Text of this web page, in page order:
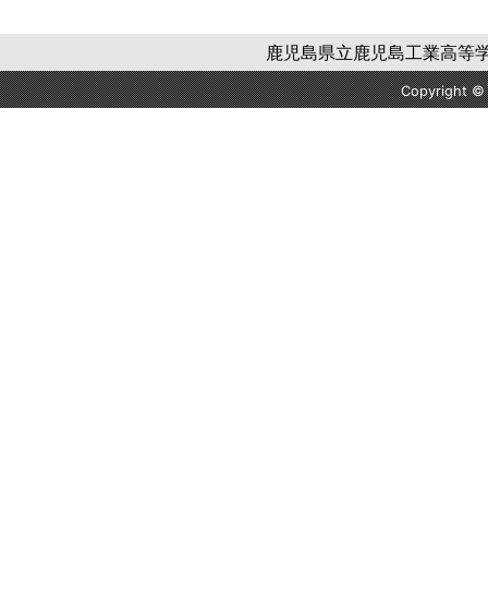
鹿児島県立鹿児島工業高
Copyright ©